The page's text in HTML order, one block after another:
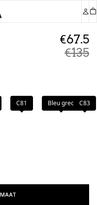
€67.5
€135
C81 Bleu grec C83